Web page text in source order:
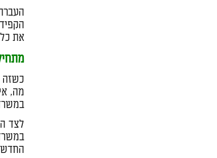
את
כשזה
מה,
לצד